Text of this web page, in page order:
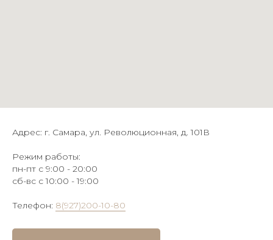
Адрес: г. Самара, ул. Революционная, д. 101В
Режим работы:
пн-пт с 9:00 - 20:00
сб-вс с 10:00 - 19:00
Телефон: 8(927)200-10-80